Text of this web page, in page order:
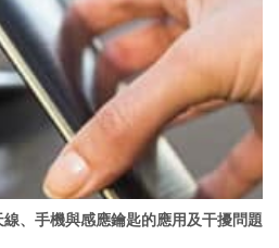
、手機與感應鑰匙的應用及干擾問題